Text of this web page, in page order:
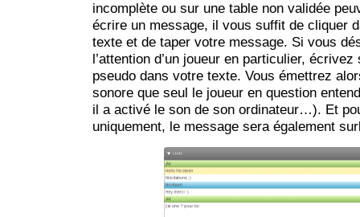
incomplète ou sur une table non validée
écrire un message, il vous suffit de cliquer
texte et de taper votre message. Si vous
l’attention d’un joueur en particulier,
pseudo dans votre texte. Vous émettrez
sonore que seul le joueur en question
il a activé le son de son ordinateur…). Et
uniquement, le message sera également